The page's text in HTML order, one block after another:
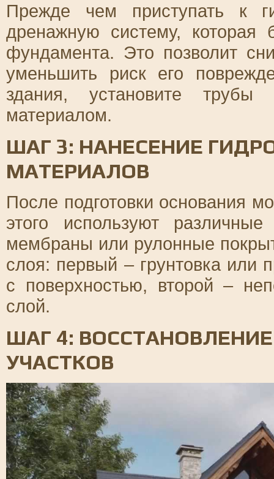
Прежде чем приступать к
дренажную систему, которая
фундамента. Это позволит
уменьшить риск его
здания, установите
материалом.
ШАГ 3: НАНЕСЕНИЕ
МАТЕРИАЛОВ
После подготовки основания
этого используют
мембраны или рулонные
слоя: первый – грунтовка или
с поверхностью, второй –
слой.
ШАГ 4:
УЧАСТКОВ